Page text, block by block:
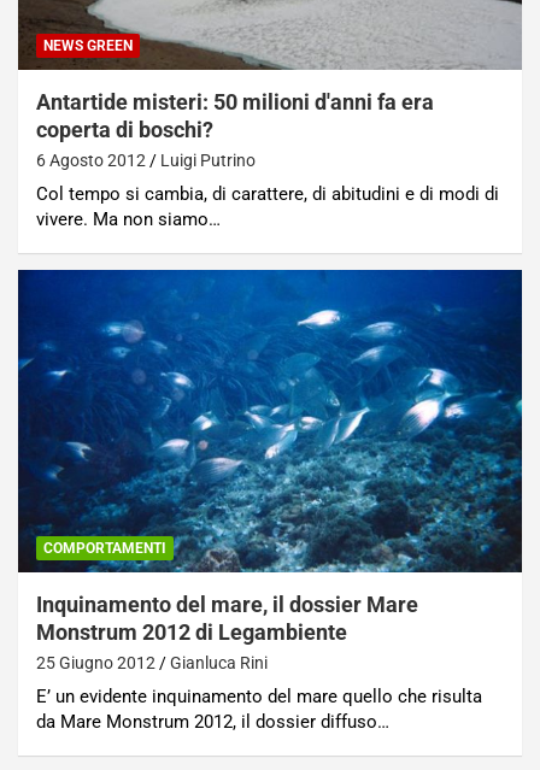
NEWS GREEN
Antartide misteri: 50 milioni d'anni fa era
coperta di boschi?
6 Agosto 2012 Luigi Putrino
Col tempo si cambia, di carattere, di abitudini e di modi di
vivere. Ma non siamo…
COMPORTAMENTI
Inquinamento del mare, il dossier Mare
Monstrum 2012 di Legambiente
25 Giugno 2012 Gianluca Rini
E’ un evidente inquinamento del mare quello che risulta
da Mare Monstrum 2012, il dossier diffuso…